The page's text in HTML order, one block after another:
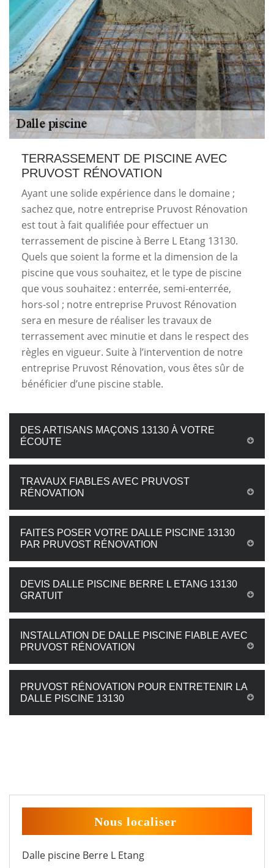
TERRASSEMENT DE PISCINE AVEC
PRUVOST RÉNOVATION
Ayant une solide expérience dans le domaine ;
sachez que, notre entreprise Pruvost Rénovation
est tout à fait qualifiée pour effectuer un
terrassement de piscine à Berre L Etang 13130.
Quels que soient la forme et la dimension de la
piscine que vous souhaitez, et le type de piscine
que vous souhaitez : enterrée, semi-enterrée,
hors-sol ; notre entreprise Pruvost Rénovation
sera en mesure de réaliser les travaux de
terrassement avec minutie et dans le respect des
règles en vigueur. Suite à l’intervention de notre
entreprise Pruvost Rénovation, vous êtes sûr de
bénéficier d’une piscine stable.
DES ARTISANS MAÇONS 13130 À VOTRE
ÉCOUTE
TRAVAUX FIABLES AVEC PRUVOST
RÉNOVATION
FAITES POSER VOTRE DALLE PISCINE 13130
PAR PRUVOST RÉNOVATION
DEVIS DALLE PISCINE BERRE L ETANG 13130
GRATUIT
INSTALLATION DE DALLE PISCINE FIABLE AVEC
PRUVOST RÉNOVATION
PRUVOST RÉNOVATION POUR ENTRETENIR LA
DALLE PISCINE 13130
Nous localiser
Dalle piscine Berre L Etang